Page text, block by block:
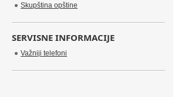
Skupština opštine
SERVISNE INFORMACIJE
Važniji telefoni